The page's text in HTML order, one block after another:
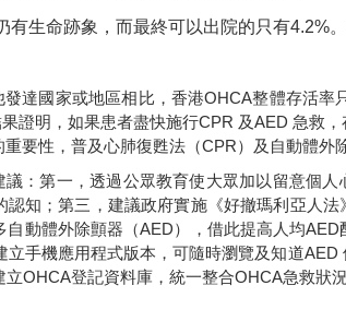
有生命跡象，而最終可以出院的只有4.2%
達國家或地區相比，香港OHCA整體存活率
證明，如果患者盡快施行CPR 及AED 急救
要性，普及心肺復甦法（CPR）及自動體外
：第一，透過公眾教育使大眾加以留意個
知；第三，建議政府實施《好撤瑪利亞人
自動體外除顫器（AED），借此提高人均AED
手機應用程式版本，可隨時瀏覽及知道AED
立OHCA登記資料庫，統一整合OHCA急救狀